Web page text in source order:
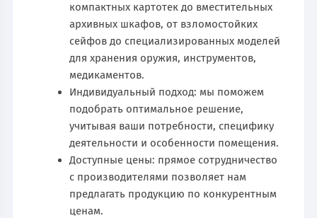
компактных картотек до вместительных
архивных шкафов, от взломостойких
сейфов до специализированных моделей
для хранения оружия, инструментов,
медикаментов.
Индивидуальный подход: мы поможем
подобрать оптимальное решение,
учитывая ваши потребности, специфику
деятельности и особенности помещения.
Доступные цены: прямое сотрудничество
с производителями позволяет нам
предлагать продукцию по конкурентным
ценам.